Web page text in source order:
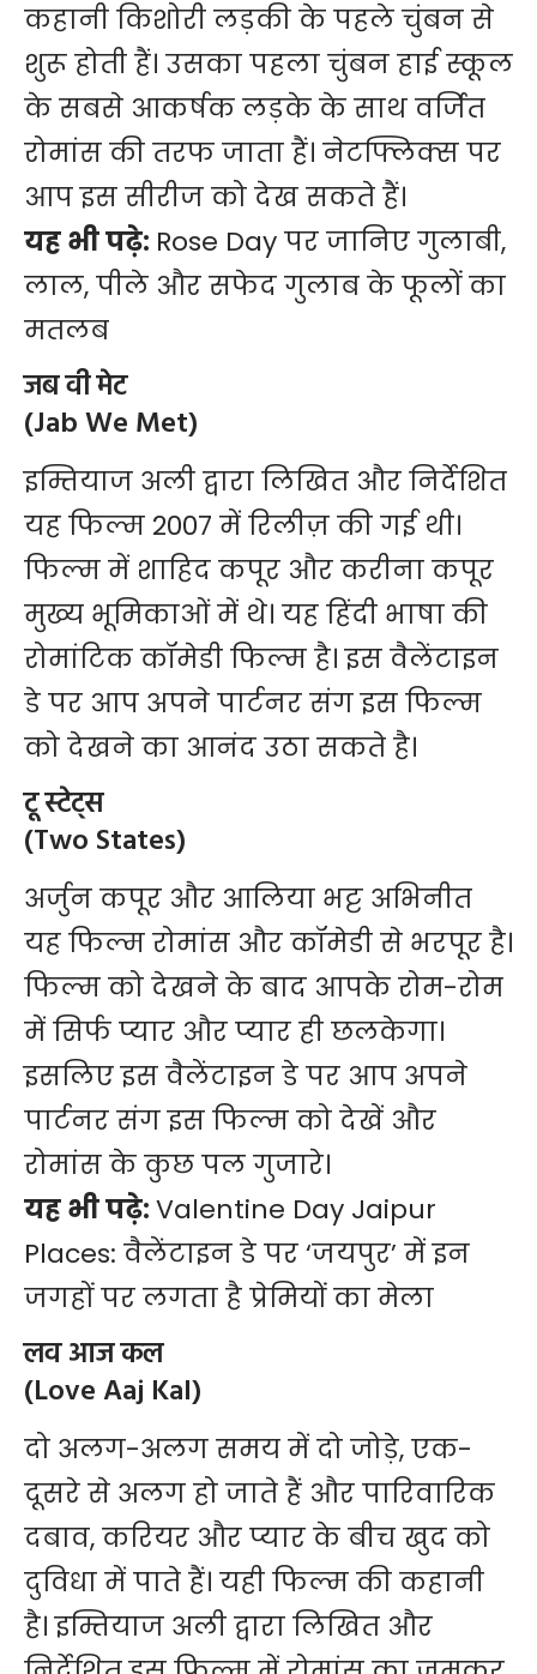
कहानी किशोरी लड़की के पहले चुंबन से
शुरू होती हैं। उसका पहला चुंबन हाई स्कूल
के सबसे आकर्षक लड़के के साथ वर्जित
रोमांस की तरफ जाता हैं। नेटफ्लिक्स पर
आप इस सीरीज को देख सकते हैं।
यह भी पढ़े: Rose Day पर जानिए गुलाबी,
लाल, पीले और सफेद गुलाब के फूलों का
मतलब
जब वी मेट
(Jab We Met)
इम्तियाज अली द्वारा लिखित और निर्देशित
यह फिल्म 2007 में रिलीज़ की गई थी।
फिल्म में शाहिद कपूर और करीना कपूर
मुख्य भूमिकाओं में थे। यह हिंदी भाषा की
रोमांटिक कॉमेडी फिल्म है। इस वैलेंटाइन
डे पर आप अपने पार्टनर संग इस फिल्म
को देखने का आनंद उठा सकते है।
टू स्टेट्स
(Two States)
अर्जुन कपूर और आलिया भट्ट अभिनीत
यह फिल्म रोमांस और कॉमेडी से भरपूर है।
फिल्म को देखने के बाद आपके रोम-रोम
में सिर्फ प्यार और प्यार ही छलकेगा।
इसलिए इस वैलेंटाइन डे पर आप अपने
पार्टनर संग इस फिल्म को देखें और
रोमांस के कुछ पल गुजारे।
यह भी पढ़े:Valentine Day Jaipur
Places: वैलेंटाइन डे पर ‘जयपुर’ में इन
जगहों पर लगता है प्रेमियों का मेला
लव आज कल
(Love Aaj Kal)
दो अलग-अलग समय में दो जोड़े, एक-
दूसरे से अलग हो जाते हैं और पारिवारिक
दबाव, करियर और प्यार के बीच खुद को
दुविधा में पाते हैं। यही फिल्म की कहानी
है। इम्तियाज अली द्वारा लिखित और